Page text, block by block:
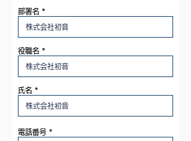
部署名
役職名
氏名
電話番号